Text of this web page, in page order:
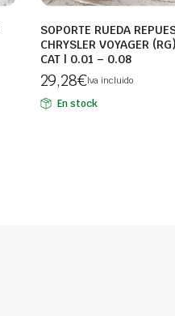
SOPORTE RUEDA
CHRYSLER VOYAGER
CAT | 0.01 – 0.08
29,28€Iva incluido
En stock